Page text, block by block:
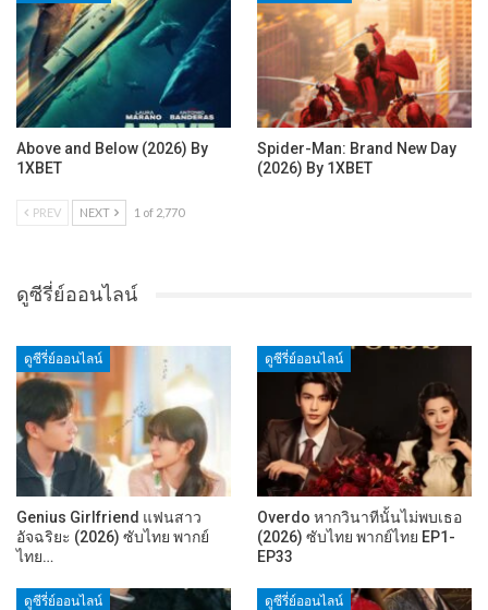
Above and Below (2026) By
1XBET
Spider-Man: Brand New Day
(2026) By 1XBET
PREV NEXT 1 of 2,770
ดูซีรี่ย์ออนไลน์
ดูซีรี่ย์ออนไลน์
Genius Girlfriend แฟนสาว
อัจฉริยะ (2026) ซับไทย พากย์
ไทย…
ดูซีรี่ย์ออนไลน์
Overdo หากวินาทีนั้นไม่พบเธอ
(2026) ซับไทย พากย์ไทย EP1-
EP33
ดูซีรี่ย์ออนไลน์ ดูซีรี่ย์ออนไลน์